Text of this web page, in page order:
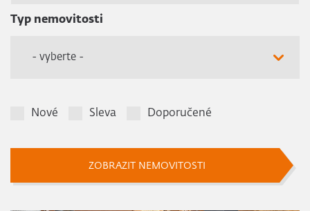
Typ nemovitosti
- vyberte -
Nové Sleva Doporučené
ZOBRAZIT NEMOVITOSTI